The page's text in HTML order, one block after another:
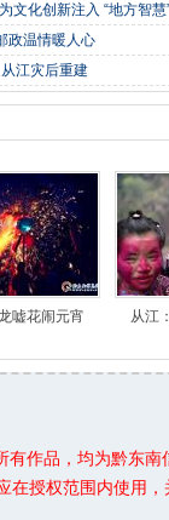
文化创新注入 “地方智慧
政温情暖人心
江灾后重建
嘘花闹元宵 从江
有作品，均为黔东
授权范围内使用